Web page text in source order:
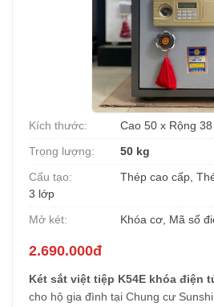
Kích thước:
Cao 50 x Rộng
Trọng lượng:
50 kg
Cấu tạo:
Thép cao cấp,
3 lớp
Mở két:
Khóa cơ, Mã số
2.690.000đ
Két sắt việt tiệp K54E khóa điện
cho hộ gia đình tại Chung cư